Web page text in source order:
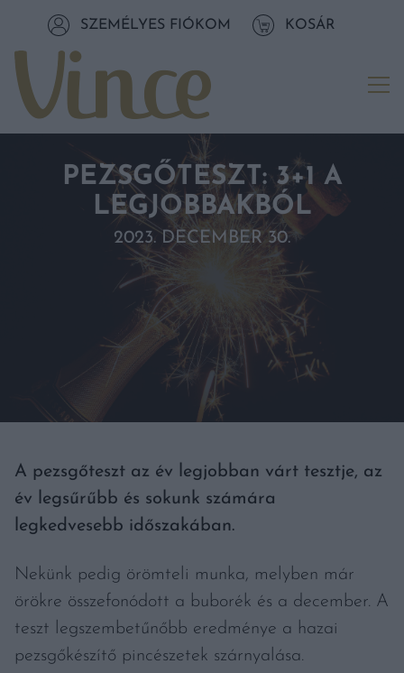
Tovább a tartalomhozSZEMÉLYES FIÓKOM KOSÁR
PEZSGŐTESZT: 3+1 A
LEGJOBBAKBÓL
2023. DECEMBER 30.
A pezsgőteszt az év legjobban várt tesztje, az
év legsűrűbb és sokunk számára
legkedvesebb időszakában.
Nekünk pedig örömteli munka, melyben már
örökre összefonódott a buborék és a december. A
teszt legszembetűnőbb eredménye a hazai
pezsgőkészítő pincészetek szárnyalása.